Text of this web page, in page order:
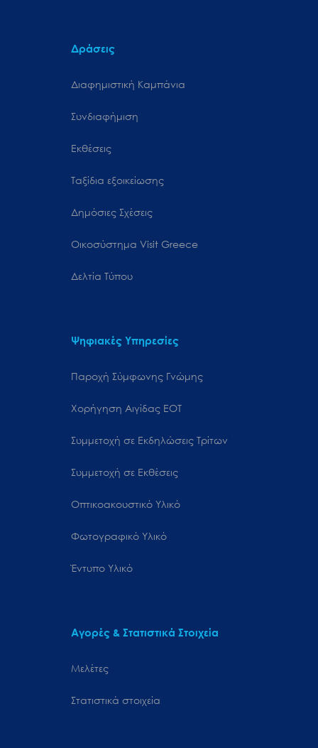
Δράσεις
Διαφημιστική Καμπάνια
Συνδιαφήμιση
Εκθέσεις
Ταξίδια εξοικείωσης
Δημόσιες Σχέσεις
Oικοσύστημα Visit Greece
Δελτία Τύπου
Ψηφιακές Υπηρεσίες
Παροχή Σύμφωνης Γνώμης
Χορήγηση Αιγίδας ΕΟΤ
Συμμετοχή σε Εκδηλώσεις Τρίτων
Συμμετοχή σε Εκθέσεις
Οπτικοακουστικό Υλικό
Φωτογραφικό Υλικό
Έντυπο Υλικό
Αγορές & Στατιστικά Στοιχεία
Μελέτες
Στατιστικά στοιχεία